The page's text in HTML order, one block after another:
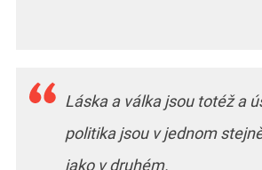
Láska a válka jsou totéž a
politika jsou v jednom
jako v druhém.